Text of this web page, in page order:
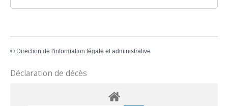
© Direction de l'information légale et administrative
Déclaration de décès